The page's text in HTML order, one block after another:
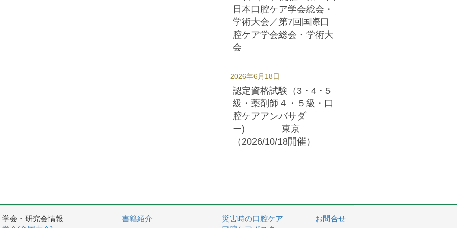
日本口腔ケア学会総会・
学術大会／第7回国際口
腔ケア学会総会・学術大
会
2026年6月18日
認定資格試験（3・4・5
級・薬剤師４・５級・口
腔ケアアンバサダ
ー) 東京
（2026/10/18開催）
学会・研究会情報
書籍紹介
災害時の口腔ケア
お問合せ